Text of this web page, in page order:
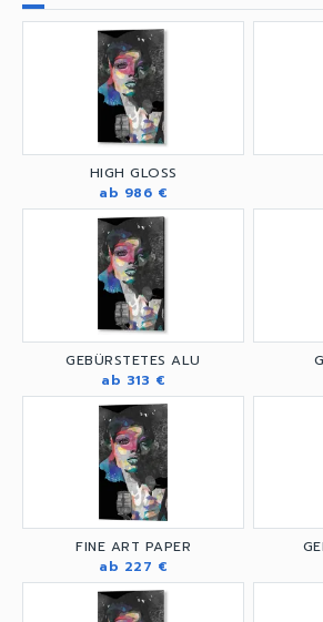
HIGH GLOSS
ab 986 €
GEBÜRSTETES ALU
ab 313 €
FINE ART PAPER
ab 227 €